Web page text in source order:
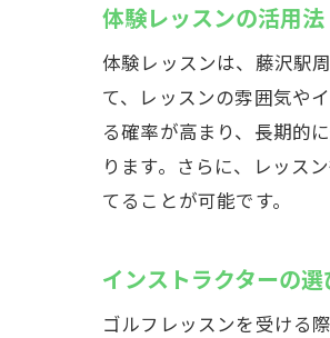
体験レッスンの活用法
体験レッスンは、藤沢駅
て、レッスンの雰囲気や
る確率が高まり、長期的
ります。さらに、レッス
てることが可能です。
インストラクターの
ゴルフレッスンを受ける